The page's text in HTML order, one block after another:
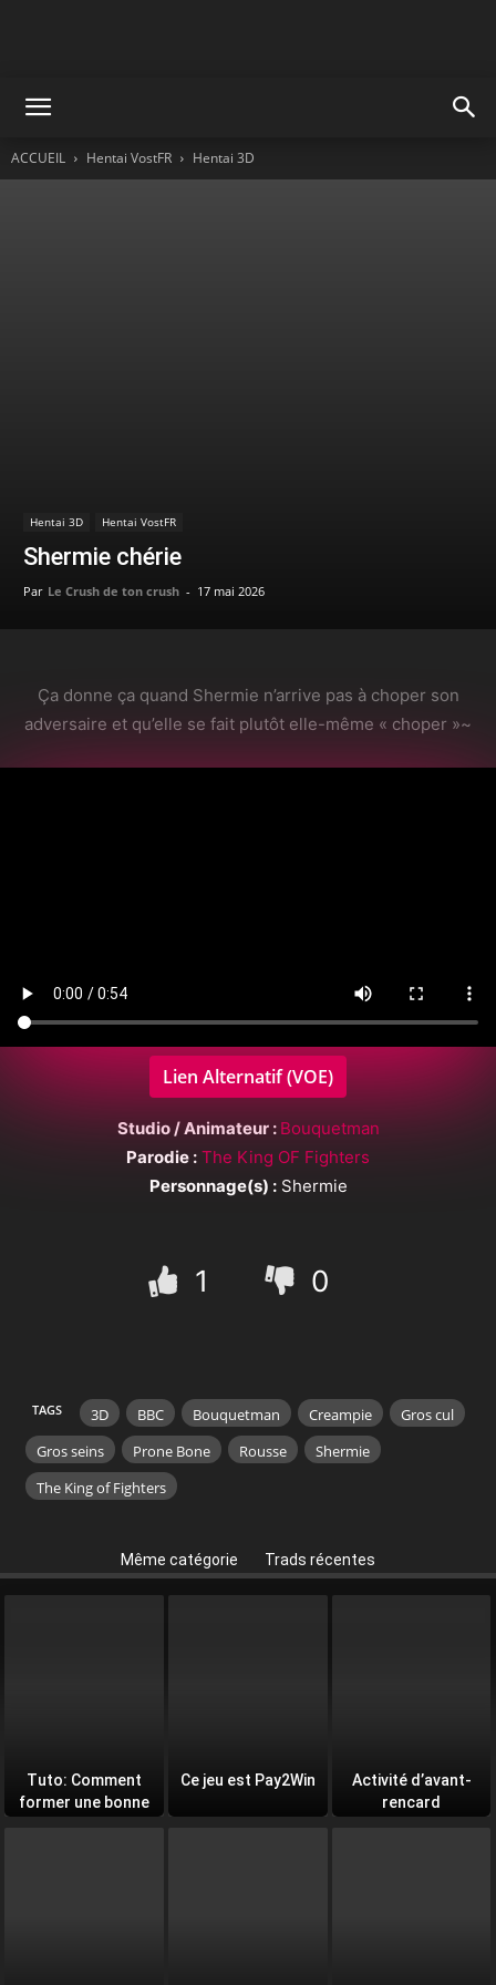
ACCUEIL Hentai VostFR Hentai 3D
Hentai 3D Hentai VostFR
Shermie chérie
Par Le Crush de ton crush - 17 mai 2026
Ça donne ça quand Shermie n’arrive pas à choper son
adversaire et qu’elle se fait plutôt elle-même « choper »~
Lien Alternatif (VOE)
Studio / Animateur : Bouquetman
Parodie : The King OF Fighters
Personnage(s) :Shermie
1 0
TAGS 3D BBC Bouquetman Creampie
Gros cul
Gros seins
Prone Bone Rousse
Shermie
The King of Fighters
Même catégorie Trads récentes
Tuto: Comment
former une bonne
Ce jeu est Pay2Win
Activité d’avant-
rencard